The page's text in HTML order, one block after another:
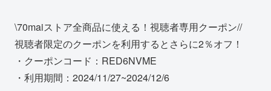
\70maiストア全商品に使える！視聴者専用クーポン//
視聴者限定のクーポンを利用するとさらに2％オフ！
・クーポンコード：RED6NVME
・利用期間：2024/11/27~2024/12/6